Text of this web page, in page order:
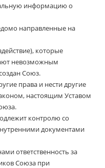
информацию о
направленные на
которые
невозможным
Союз.
права и нести другие
настоящим Уставом
контролю со
документами
ответственность за
Союза при